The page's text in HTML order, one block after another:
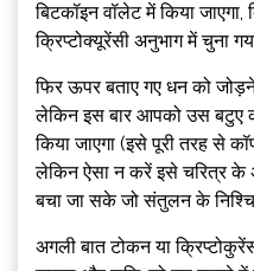
बिटकॉइन वॉलेट में किया जाएगा,
क्रिप्टोक्यूरेंसी अनुभाग में चुना
फिर ऊपर बताए गए धन को
लेकिन इस बार आपको उस बटुए
किया जाएगा (इसे पूरी तरह से
लेकिन ऐसा न करें इसे चरित्र के
बचा जा सके जो संतुलन के
अगली बात टोकन या